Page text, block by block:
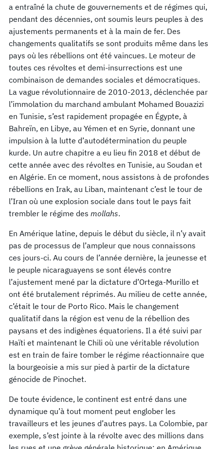
a entraîné la chute de gouvernements et de régimes qui,
pendant des décennies, ont soumis leurs peuples à des
ajustements permanents et à la main de fer. Des
changements qualitatifs se sont produits même dans les
pays où les rébellions ont été vaincues. Le moteur de
toutes ces révoltes et demi-insurrections est une
combinaison de demandes sociales et démocratiques.
La vague révolutionnaire de 2010-2013, déclenchée par
l’immolation du marchand ambulant Mohamed Bouazizi
en Tunisie, s’est rapidement propagée en Égypte, à
Bahreïn, en Libye, au Yémen et en Syrie, donnant une
impulsion à la lutte d’autodétermination du peuple
kurde. Un autre chapitre a eu lieu fin 2018 et début de
cette année avec des révoltes en Tunisie, au Soudan et
en Algérie. En ce moment, nous assistons à de profondes
rébellions en Irak, au Liban, maintenant c’est le tour de
l’Iran où une explosion sociale dans tout le pays fait
trembler le régime des mollahs.
En Amérique latine, depuis le début du siècle, il n’y avait
pas de processus de l’ampleur que nous connaissons
ces jours-ci. Au cours de l’année dernière, la jeunesse et
le peuple nicaraguayens se sont élevés contre
l’ajustement mené par la dictature d’Ortega-Murillo et
ont été brutalement réprimés. Au milieu de cette année,
c’était le tour de Porto Rico. Mais le changement
qualitatif dans la région est venu de la rébellion des
paysans et des indigènes équatoriens. Il a été suivi par
Haïti et maintenant le Chili où une véritable révolution
est en train de faire tomber le régime réactionnaire que
la bourgeoisie a mis sur pied à partir de la dictature
génocide de Pinochet.
De toute évidence, le continent est entré dans une
dynamique qu’à tout moment peut englober les
travailleurs et les jeunes d’autres pays. La Colombie, par
exemple, s’est jointe à la révolte avec des millions dans